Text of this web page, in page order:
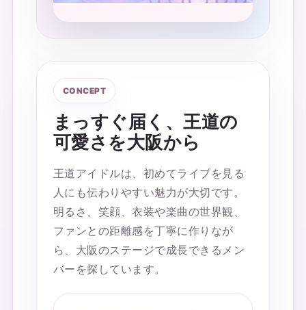
CONCEPT
まっすぐ届く、王道の
可愛さを大阪から
王道アイドルは、初めてライブを見る
人にも伝わりやすい魅力が大切です。
明るさ、笑顔、衣装や楽曲の世界観、
ファンとの距離感を丁寧に作りなが
ら、大阪のステージで成長できるメン
バーを探しています。